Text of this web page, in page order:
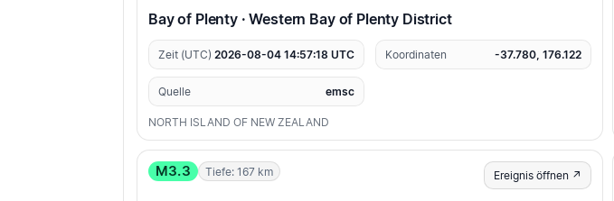
Bay of Plenty · Western Bay of Plenty District
Zeit (UTC) 2026-08-04 14:57:18 UTC Koordinaten -37.780, 176.122
Quelle emsc
NORTH ISLAND OF NEW ZEALAND
M3.3 Tiefe: 167 km Ereignis öffnen ↗